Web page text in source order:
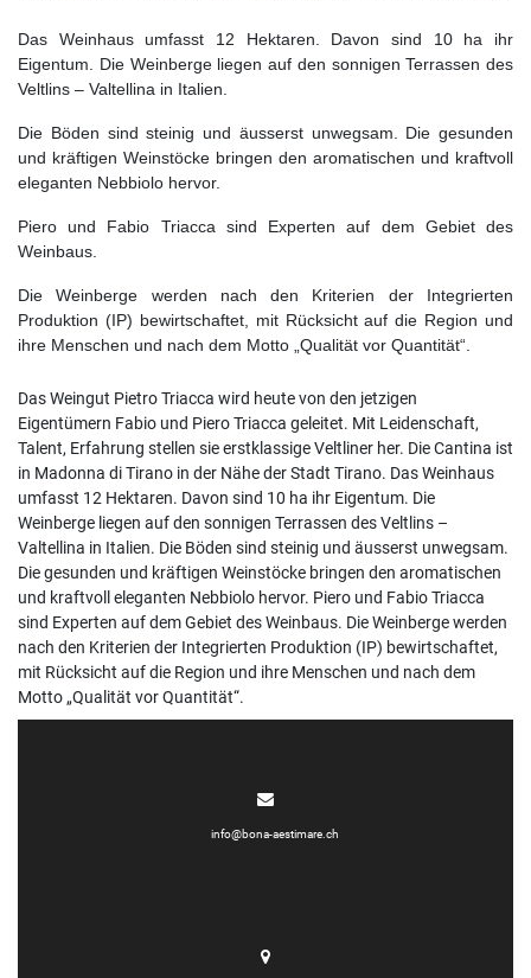
Das Weinhaus umfasst 12 Hektaren. Davon sind 10 ha ihr
Eigentum. Die Weinberge liegen auf den sonnigen Terrassen des
Veltlins – Valtellina in Italien.
Die Böden sind steinig und äusserst unwegsam. Die gesunden
und kräftigen Weinstöcke bringen den aromatischen und kraftvoll
eleganten Nebbiolo hervor.
Piero und Fabio Triacca sind Experten auf dem Gebiet des
Weinbaus.
Die Weinberge werden nach den Kriterien der Integrierten
Produktion (IP) bewirtschaftet, mit Rücksicht auf die Region und
ihre Menschen und nach dem Motto „Qualität vor Quantität“.
Das Weingut Pietro Triacca wird heute von den jetzigen
Eigentümern Fabio und Piero Triacca geleitet. Mit Leidenschaft,
Talent, Erfahrung stellen sie erstklassige Veltliner her. Die Cantina ist
in Madonna di Tirano in der Nähe der Stadt Tirano. Das Weinhaus
umfasst 12 Hektaren. Davon sind 10 ha ihr Eigentum. Die
Weinberge liegen auf den sonnigen Terrassen des Veltlins –
Valtellina in Italien. Die Böden sind steinig und äusserst unwegsam.
Die gesunden und kräftigen Weinstöcke bringen den aromatischen
und kraftvoll eleganten Nebbiolo hervor. Piero und Fabio Triacca
sind Experten auf dem Gebiet des Weinbaus. Die Weinberge werden
nach den Kriterien der Integrierten Produktion (IP) bewirtschaftet,
mit Rücksicht auf die Region und ihre Menschen und nach dem
Motto „Qualität vor Quantität“.
info@bona-aestimare.ch